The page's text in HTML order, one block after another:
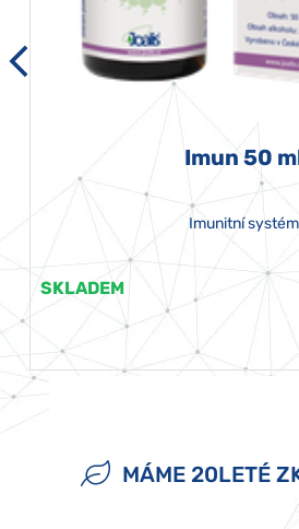
Imun 50
Imunitní systém
SKLADEM
MÁME 20LETÉ